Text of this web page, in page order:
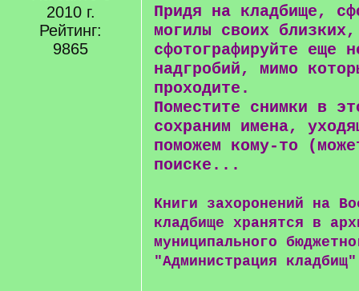
2010 г.
Рейтинг:
9865
Придя на кладбище,
могилы своих близких,
сфотографируйте еще
надгробий, мимо
проходите.
Поместите снимки в
сохраним имена,
поможем кому-то
поиске...
Книги захоронений на
кладбище хранятся в
муниципального
"Администрация